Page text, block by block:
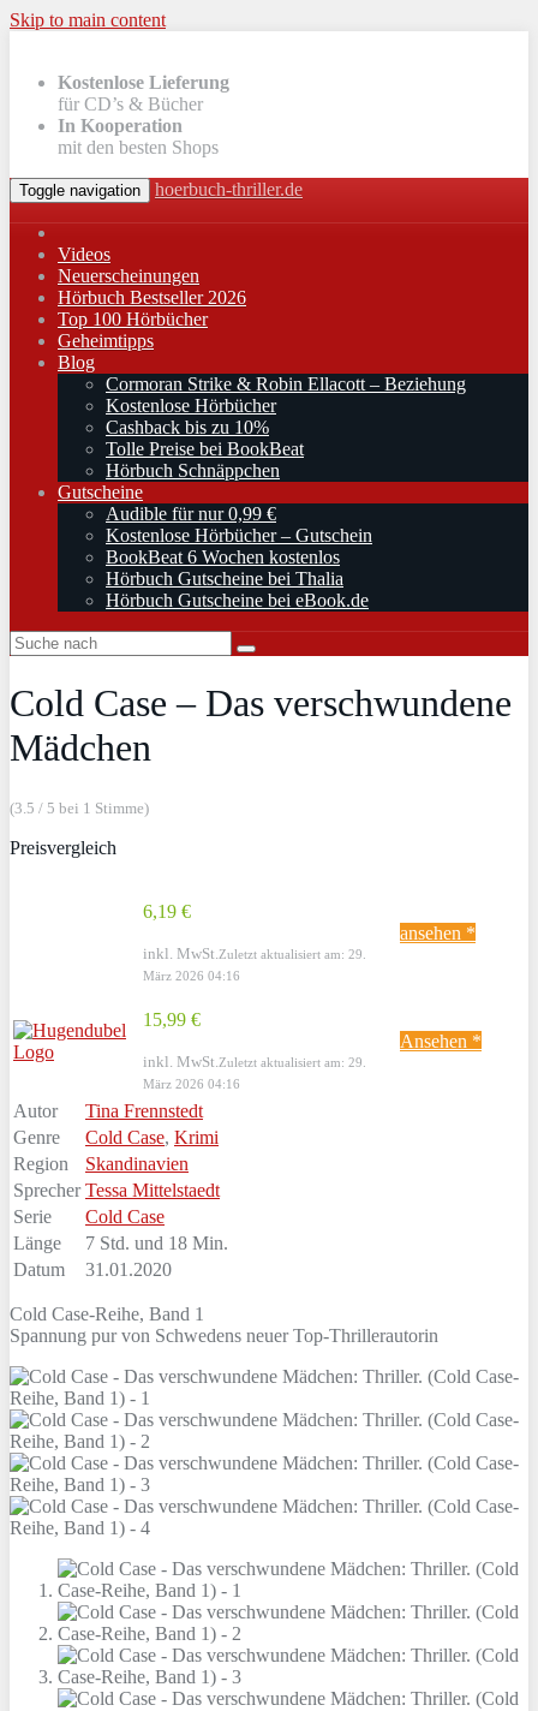
Skip to main content
Kostenlose Lieferung
für CD’s & Bücher
In Kooperation
mit den besten Shops
Toggle navigation hoerbuch-thriller.de
Videos
Neuerscheinungen
Hörbuch Bestseller 2026
Top 100 Hörbücher
Geheimtipps
Blog
Cormoran Strike & Robin Ellacott – Beziehung
Kostenlose Hörbücher
Cashback bis zu 10%
Tolle Preise bei BookBeat
Hörbuch Schnäppchen
Gutscheine
Audible für nur 0,99 €
Kostenlose Hörbücher – Gutschein
BookBeat 6 Wochen kostenlos
Hörbuch Gutscheine bei Thalia
Hörbuch Gutscheine bei eBook.de
Cold Case – Das verschwundene
Mädchen
(3.5 / 5 bei 1 Stimme)
Preisvergleich
6,19 €
inkl. MwSt. Zuletzt aktualisiert am: 29.
März 2026 04:16
ansehen *
15,99 €
inkl. MwSt. Zuletzt aktualisiert am: 29.
März 2026 04:16
Ansehen *
Autor
Tina Frennstedt
Genre
Cold Case, Krimi
Region
Skandinavien
Sprecher Tessa Mittelstaedt
Serie
Cold Case
Länge
7 Std. und 18 Min.
Datum
31.01.2020
Cold Case-Reihe, Band 1
Spannung pur von Schwedens neuer Top-Thrillerautorin